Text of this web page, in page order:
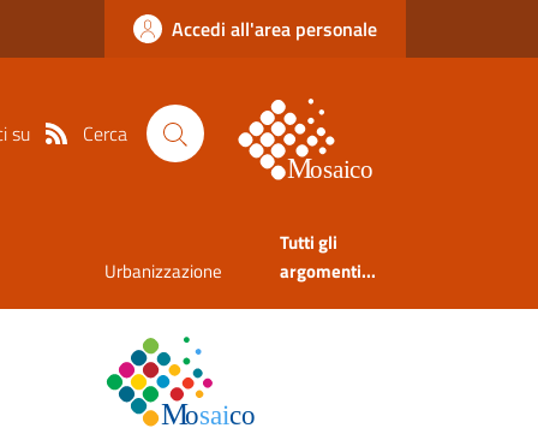
Accedi all'area personale
su Cerca
Urbanizzazione
Tutti gli
argomenti...